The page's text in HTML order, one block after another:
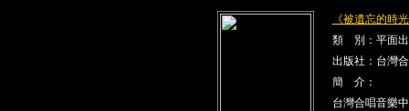
《被遺忘的時
類 別：平面
出版社：台灣
簡 介：
台灣合唱音樂